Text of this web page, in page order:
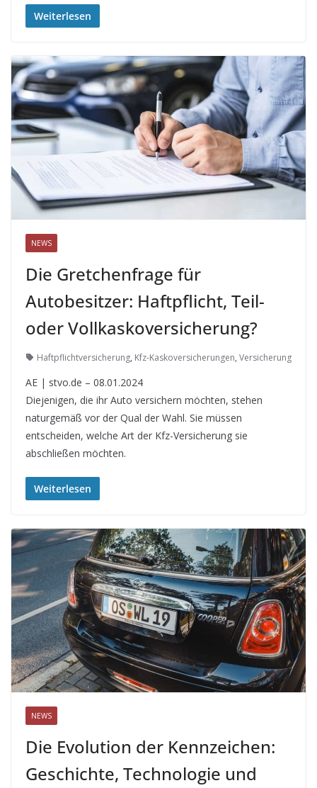
Weiterlesen
NEWS
Die Gretchenfrage für
Autobesitzer: Haftpflicht, Teil-
oder Vollkaskoversicherung?
Haftpflichtversicherung, Kfz-Kaskoversicherungen, Versicherung
AE | stvo.de – 08.01.2024
Diejenigen, die ihr Auto versichern möchten, stehen
naturgemäß vor der Qual der Wahl. Sie müssen
entscheiden, welche Art der Kfz-Versicherung sie
abschließen möchten.
Weiterlesen
NEWS
Die Evolution der Kennzeichen:
Geschichte, Technologie und